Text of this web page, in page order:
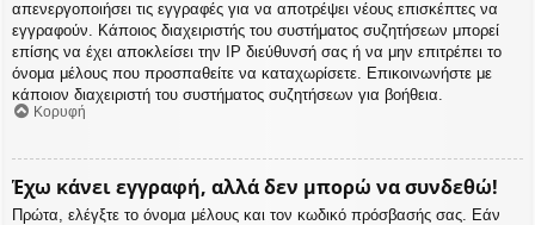
απενεργοποιήσει τις εγγραφές για να αποτρέψει νέους επισκέπτες να
εγγραφούν. Κάποιος διαχειριστής του συστήματος συζητήσεων μπορεί
επίσης να έχει αποκλείσει την IP διεύθυνσή σας ή να μην επιτρέπει το
όνομα μέλους που προσπαθείτε να καταχωρίσετε. Επικοινωνήστε με
κάποιον διαχειριστή του συστήματος συζητήσεων για βοήθεια.
Κορυφή
Έχω κάνει εγγραφή, αλλά δεν μπορώ να συνδεθώ!
Πρώτα, ελέγξτε το όνομα μέλους και τον κωδικό πρόσβασής σας. Εάν